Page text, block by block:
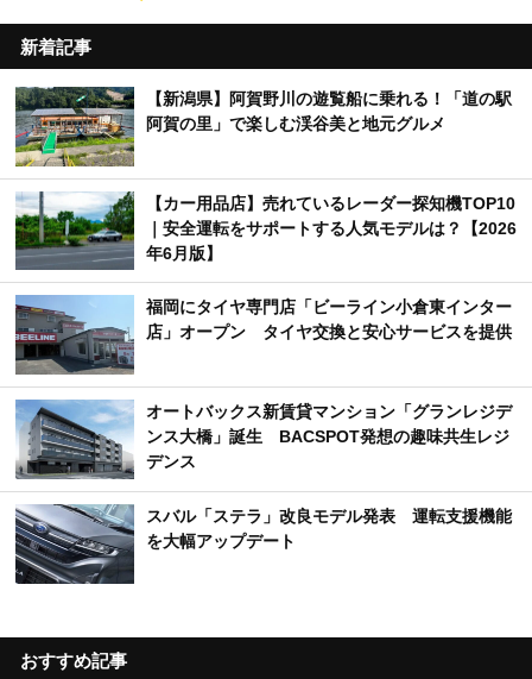
新着記事
【新潟県】阿賀野川の遊覧船に乗れる！「道の駅
阿賀の里」で楽しむ渓谷美と地元グルメ
【カー用品店】売れているレーダー探知機TOP10
｜安全運転をサポートする人気モデルは？【2026
年6月版】
福岡にタイヤ専門店「ビーライン小倉東インター
店」オープン タイヤ交換と安心サービスを提供
オートバックス新賃貸マンション「グランレジデ
ンス大橋」誕生 BACSPOT発想の趣味共生レジ
デンス
スバル「ステラ」改良モデル発表 運転支援機能
を大幅アップデート
おすすめ記事